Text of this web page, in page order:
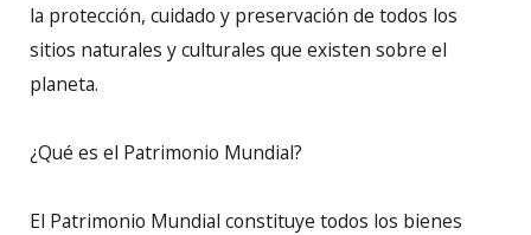
la protección, cuidado y preservación de todos los
sitios naturales y culturales que existen sobre el
planeta.
¿Qué es el Patrimonio Mundial?
El Patrimonio Mundial constituye todos los bienes